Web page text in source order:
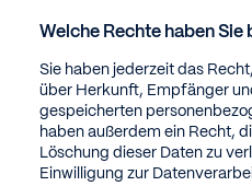
Welche Rechte haben Sie
Sie haben jederzeit das
über Herkunft, Empfänger
gespeicherten
haben außerdem ein Recht,
Löschung dieser Daten zu
Einwilligung zur